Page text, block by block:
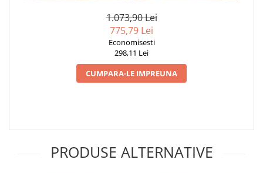
1.073,90 Lei
775,79 Lei
Economisesti
298,11 Lei
CUMPARA-LE IMPREUNA
PRODUSE ALTERNATIVE